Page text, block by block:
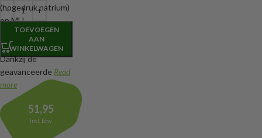
(hogedruk natrium)
en MH
(metaalhalide)
kweeklampen.
Dankzij de
geavanceerde Read
more
TOEVOEGEN
AAN
WINKELWAGEN
51,95
Incl. btw